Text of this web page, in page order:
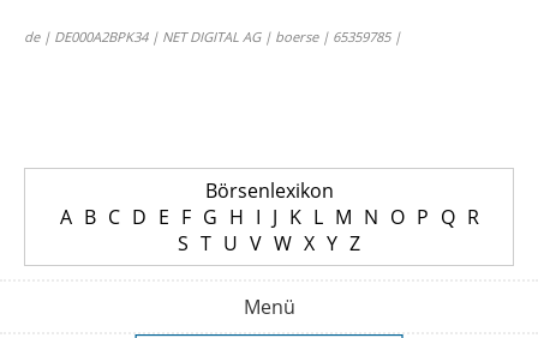
de | DE000A2BPK34 | NET DIGITAL AG | boerse | 65359785 |
Börsenlexikon
A B C D E F G H I J K L M N O P Q R
S T U V W X Y Z
Menü